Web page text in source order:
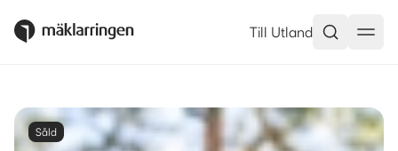
Till Utland
Såld